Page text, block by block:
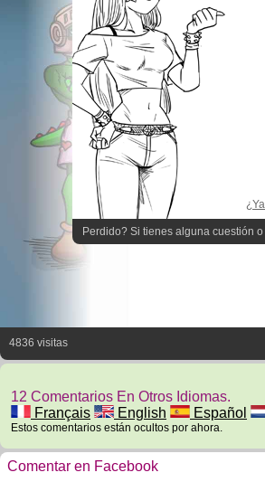
Perdido? Si tienes alguna cuestión
4836 visitas
12 Comentarios En Otros Idiomas.
Français
English Español
Estos comentarios están ocultos por ahora.
Comentar en Facebook